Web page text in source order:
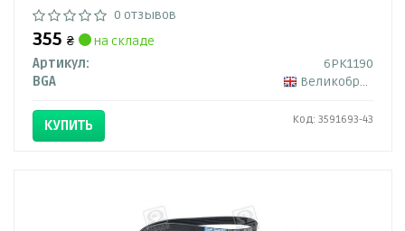
0 отзывов
355 ₴
на складе
Артикул:
6PK1190
BGA
Великобритания
КУПИТЬ Код: 3591693-43